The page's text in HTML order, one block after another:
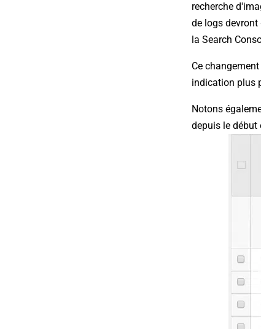
recherche
de logs devront
la Search
Ce
indication plus
Notons
depuis le début